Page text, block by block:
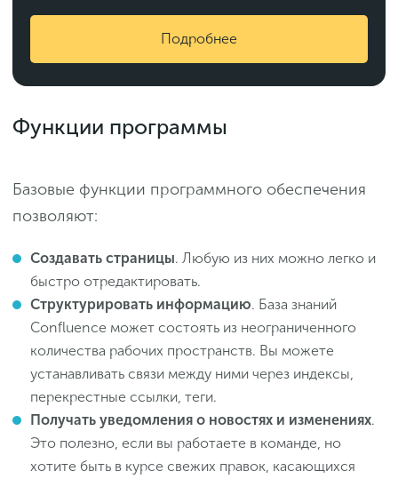
Подробнее
Функции программы
Базовые функции программного обеспечения
позволяют:
Создавать страницы. Любую из них можно легко и
быстро отредактировать.
Структурировать информацию. База знаний
Confluence может состоять из неограниченного
количества рабочих пространств. Вы можете
устанавливать связи между ними через индексы,
перекрестные ссылки, теги.
Получать уведомления о новостях и изменениях.
Это полезно, если вы работаете в команде, но
хотите быть в курсе свежих правок, касающихся